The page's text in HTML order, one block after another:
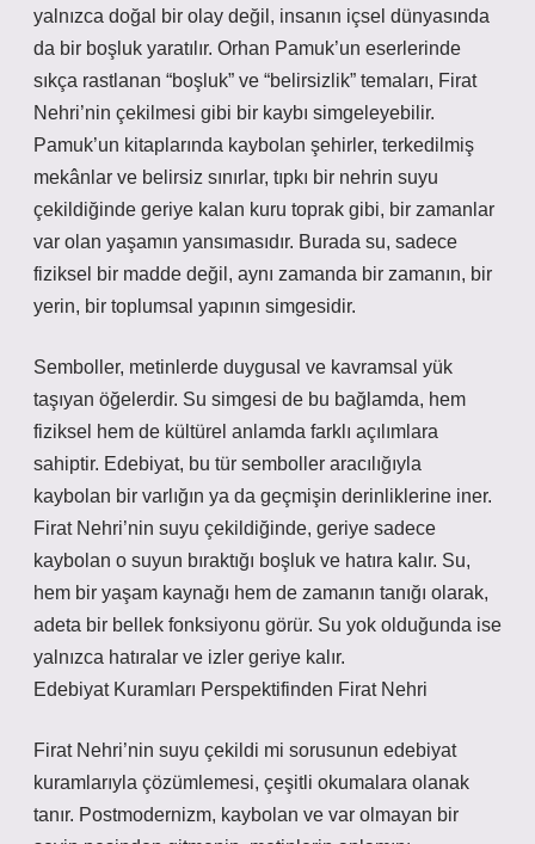
yalnızca doğal bir olay değil, insanın içsel dünyasında
da bir boşluk yaratılır. Orhan Pamuk’un eserlerinde
sıkça rastlanan “boşluk” ve “belirsizlik” temaları, Firat
Nehri’nin çekilmesi gibi bir kaybı simgeleyebilir.
Pamuk’un kitaplarında kaybolan şehirler, terkedilmiş
mekânlar ve belirsiz sınırlar, tıpkı bir nehrin suyu
çekildiğinde geriye kalan kuru toprak gibi, bir zamanlar
var olan yaşamın yansımasıdır. Burada su, sadece
fiziksel bir madde değil, aynı zamanda bir zamanın, bir
yerin, bir toplumsal yapının simgesidir.
Semboller, metinlerde duygusal ve kavramsal yük
taşıyan öğelerdir. Su simgesi de bu bağlamda, hem
fiziksel hem de kültürel anlamda farklı açılımlara
sahiptir. Edebiyat, bu tür semboller aracılığıyla
kaybolan bir varlığın ya da geçmişin derinliklerine iner.
Firat Nehri’nin suyu çekildiğinde, geriye sadece
kaybolan o suyun bıraktığı boşluk ve hatıra kalır. Su,
hem bir yaşam kaynağı hem de zamanın tanığı olarak,
adeta bir bellek fonksiyonu görür. Su yok olduğunda ise
yalnızca hatıralar ve izler geriye kalır.
Edebiyat Kuramları Perspektifinden Firat Nehri
Firat Nehri’nin suyu çekildi mi sorusunun edebiyat
kuramlarıyla çözümlemesi, çeşitli okumalara olanak
tanır. Postmodernizm, kaybolan ve var olmayan bir